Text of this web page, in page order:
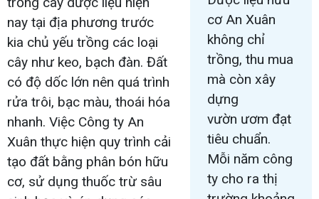
cơ An Xuân
không chỉ
trồng, thu mua
mà còn xây
dựng
vườn ươm đạt
tiêu chuẩn.
Mỗi năm công
ty cho ra thị
nay tại địa phương trước
kia chủ yếu trồng các loại
cây như keo, bạch đàn. Đất
có độ dốc lớn nên quá trình
rửa trôi, bạc màu, thoái hóa
nhanh. Việc Công ty An
Xuân thực hiện quy trình cải
tạo đất bằng phân bón hữu
cơ, sử dụng thuốc trừ sâu